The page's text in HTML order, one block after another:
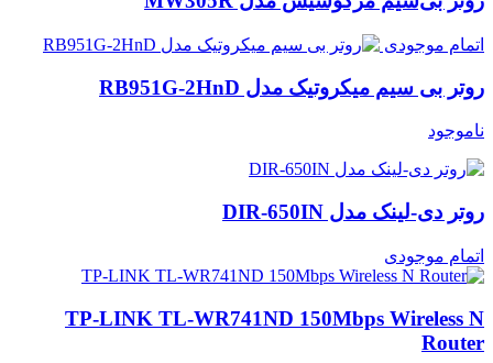
اتمام موجودی
روتر بی سیم میکروتیک مدل RB951G-2HnD
ناموجود
روتر دی-لینک مدل DIR-650IN
اتمام موجودی
TP-LINK TL-WR741ND 150Mbps Wireless N
Router